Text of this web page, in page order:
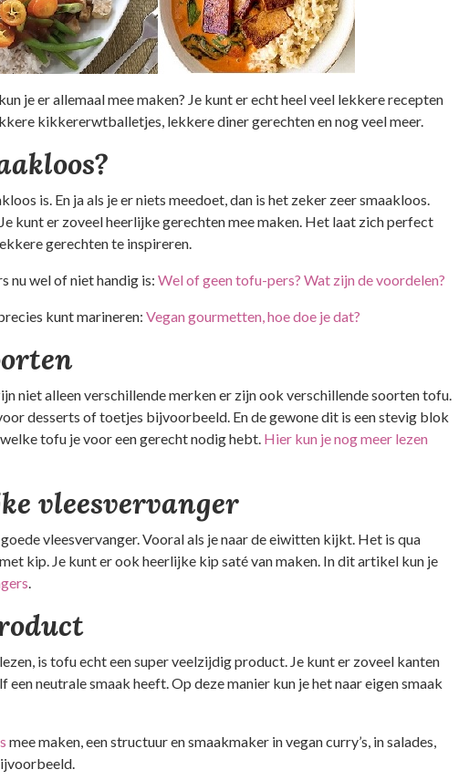
je er allemaal mee maken? Je kunt er echt heel veel lekkere recepten
kikkererwtballetjes, lekkere diner gerechten en nog veel meer.
is. En ja als je er niets meedoet, dan is het zeker zeer smaakloos.
kunt er zoveel heerlijke gerechten mee maken. Het laat zich perfect
gerechten te inspireren.
nu wel of niet handig is: Wel of geen tofu-pers? Wat zijn de voordelen?
kunt marineren: Vegan gourmetten, hoe doe je dat?
niet alleen verschillende merken er zijn ook verschillende soorten tofu.
desserts of toetjes bijvoorbeeld. En de gewone dit is een stevig blok
tofu je voor een gerecht nodig hebt. Hier kun je nog meer lezen
vleesvervanger
vleesvervanger. Vooral als je naar de eiwitten kijkt. Het is qua
kip. Je kunt er ook heerlijke kip saté van maken. In dit artikel kun je
.
is tofu echt een super veelzijdig product. Je kunt er zoveel kanten
neutrale smaak heeft. Op deze manier kun je het naar eigen smaak
mee maken, een structuur en smaakmaker in vegan curry’s, in salades,